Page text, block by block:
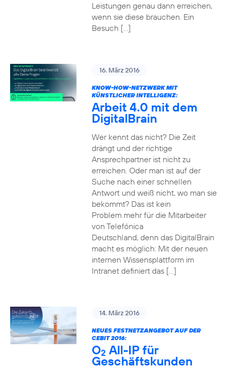
Leistungen genau dann erreichen,
wenn sie diese brauchen. Ein
Besuch […]
16. März 2016
KNOW-HOW-NETZWERK MIT
KÜNSTLICHER INTELLIGENZ:
Arbeit 4.0 mit dem
DigitalBrain
Wer kennt das nicht? Die Zeit
drängt und der richtige
Ansprechpartner ist nicht zu
erreichen. Oder man ist auf der
Suche nach einer schnellen
Antwort und weiß nicht, wo man sie
bekommt? Das ist kein
Problem mehr für die Mitarbeiter
von Telefónica
Deutschland, denn das DigitalBrain
macht es möglich: Mit der neuen
internen Wissensplattform im
Intranet definiert das […]
14. März 2016
NEUES FESTNETZANGEBOT AUF DER
CEBIT 2016:
O2 All-IP für
Geschäftskunden